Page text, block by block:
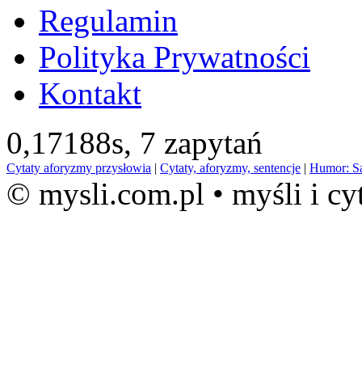
Regulamin
Polityka Prywatności
Kontakt
0,17188s, 7 zapytań
Cytaty aforyzmy przysłowia | Cytaty, aforyzmy, sentencje | Humor:
© mysli.com.pl • myśli i